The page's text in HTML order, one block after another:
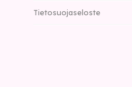
Tietosuojaseloste